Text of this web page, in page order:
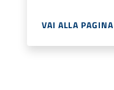
VAI ALLA PAGINA